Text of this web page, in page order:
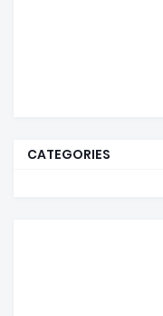
CATEGORIES